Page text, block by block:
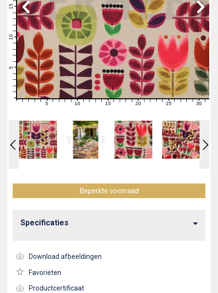
1
3
5
10
11
12
14
15
16
1 2 3 4 5 6 7 891011121314 1516171819 21222324 2526272829 30 31
Beperkte voorraad
Specificaties
Download afbeeldingen
Favorieten
Productcertificaat